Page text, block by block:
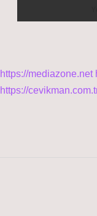
https://mediazone.net
https://